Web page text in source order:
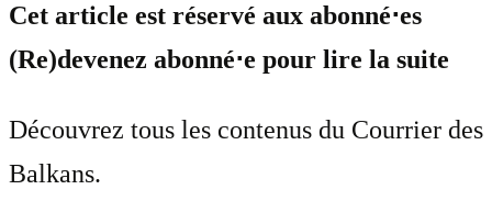
Cet article est réservé aux abonné⋅es
(Re)devenez abonné⋅e pour lire la suite
Découvrez tous les contenus du Courrier des
Balkans.